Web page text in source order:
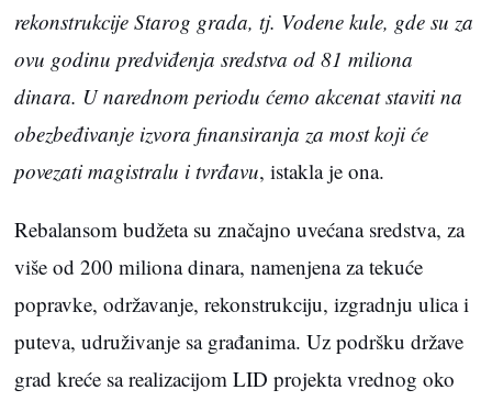
rekonstrukcije Starog grada, tj. Vodene kule, gde su za
ovu godinu predviđenja sredstva od 81 miliona
dinara. U narednom periodu ćemo akcenat staviti na
obezbeđivanje izvora finansiranja za most koji će
povezati magistralu i tvrđavu, istakla je ona.
Rebalansom budžeta su značajno uvećana sredstva, za
više od 200 miliona dinara, namenjena za tekuće
popravke, održavanje, rekonstrukciju, izgradnju ulica i
puteva, udruživanje sa građanima. Uz podršku države
grad kreće sa realizacijom LID projekta vrednog oko